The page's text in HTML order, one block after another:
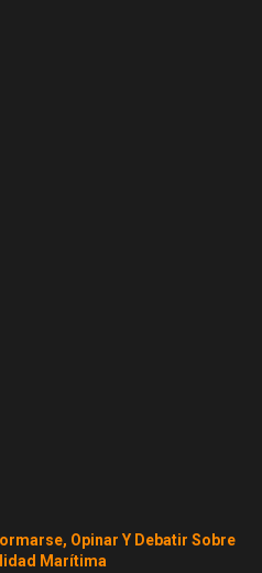
Opinar Y Debatir Sobre
Marítima